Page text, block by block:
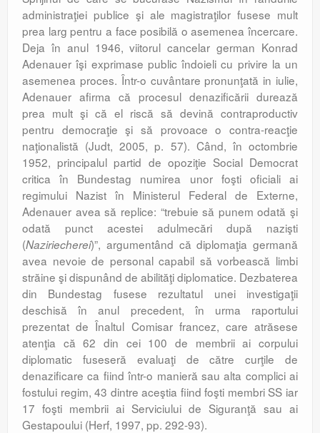
administraţiei publice şi ale magistraţilor fusese mult
prea larg pentru a face posibilă o asemenea încercare.
Deja în anul 1946, viitorul cancelar german Konrad
Adenauer îşi exprimase public îndoieli cu privire la un
asemenea proces. Într-o cuvântare pronunţată in iulie,
Adenauer afirma că procesul denazificării durează
prea mult şi că el riscă să devină contraproductiv
pentru democraţie şi să provoace o contra-reacţie
naţionalistă (Judt, 2005, p. 57). Când, în octombrie
1952, principalul partid de opoziţie Social Democrat
critica în Bundestag numirea unor foşti oficiali ai
regimului Nazist în Ministerul Federal de Externe,
Adenauer avea să replice: “trebuie să punem odată şi
odată punct acestei adulmecări după nazişti
(Naziriecherei)”, argumentând că diplomaţia germană
avea nevoie de personal capabil să vorbească limbi
străine şi dispunând de abilităţi diplomatice. Dezbaterea
din Bundestag fusese rezultatul unei investigaţii
deschisă în anul precedent, în urma raportului
prezentat de Înaltul Comisar francez, care atrăsese
atenţia că 62 din cei 100 de membrii ai corpului
diplomatic fuseseră evaluaţi de către curţile de
denazificare ca fiind într-o manieră sau alta complici ai
fostului regim, 43 dintre aceştia fiind foşti membri SS iar
17 foşti membrii ai Serviciului de Siguranţă sau ai
Gestapoului (Herf, 1997, pp. 292-93).